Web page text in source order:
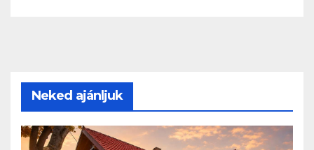
Neked ajánljuk